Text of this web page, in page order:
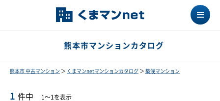
熊本市マンションカタログ
熊本市 中古マンション ＞ くまマンnetマンションカタログ ＞ 築浅マンション
1 件中 1～1を表示